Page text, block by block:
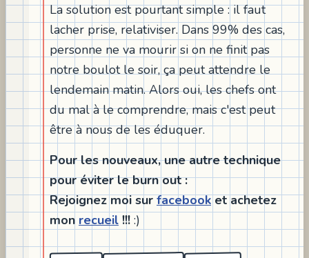
La solution est pourtant simple : il faut
lacher prise, relativiser. Dans 99% des cas,
personne ne va mourir si on ne finit pas
notre boulot le soir, ça peut attendre le
lendemain matin. Alors oui, les chefs ont
du mal à le comprendre, mais c'est peut
être à nous de les éduquer.
Pour les nouveaux, une autre technique
pour éviter le burn out :
Rejoignez moi surfacebooket achetez
mon recueil !!! :)